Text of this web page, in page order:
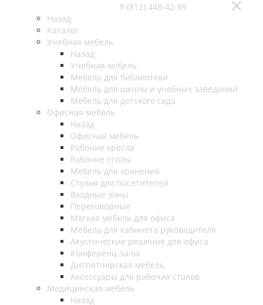
8 (812) 448-42-89
Назад
Каталог
Учебная мебель
Назад
Учебная мебель
Мебель для библиотеки
Мебель для школы и учебных заведений
Мебель для детского сада
Офисная мебель
Назад
Офисная мебель
Рабочие кресла
Рабочие столы
Мебель для хранения
Стулья для посетителей
Входные зоны
Переговорные
Мягкая мебель для офиса
Мебель для кабинета руководителя
Акустические решения для офиса
Конференц-залы
Диспетчерская мебель
Аксессуары для рабочих столов
Медицинская мебель
Назад